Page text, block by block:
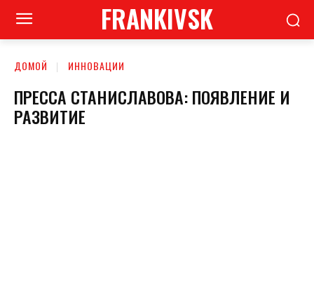
FRANKIVSK
ДОМОЙ ИННОВАЦИИ
ПРЕССА СТАНИСЛАВОВА: ПОЯВЛЕНИЕ И
РАЗВИТИЕ